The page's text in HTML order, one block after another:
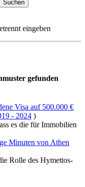
eingeben
gefunden
Visa auf 500.000 €
- 2024 )
es die für Immobilien
Minuten von Athen
Rolle des Hymettos-